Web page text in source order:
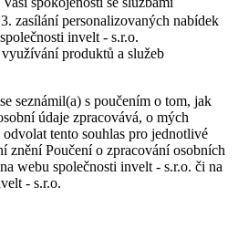
3. zasílání personalizovaných nabídek
invelt - s.r.o.
produktů a služeb
seznámil(a) s poučením o tom, jak
údaje zpracovává, o mých
tento souhlas pro jednotlivé
znění Poučení o zpracování osobních
webu společnosti invelt - s.r.o. či na
- s.r.o.